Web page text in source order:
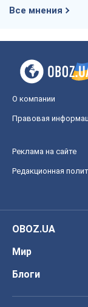
Все мнения
О компании
Правовая
Реклама на сайте
Редакционная
OBOZ.UA
Мир
Блоги